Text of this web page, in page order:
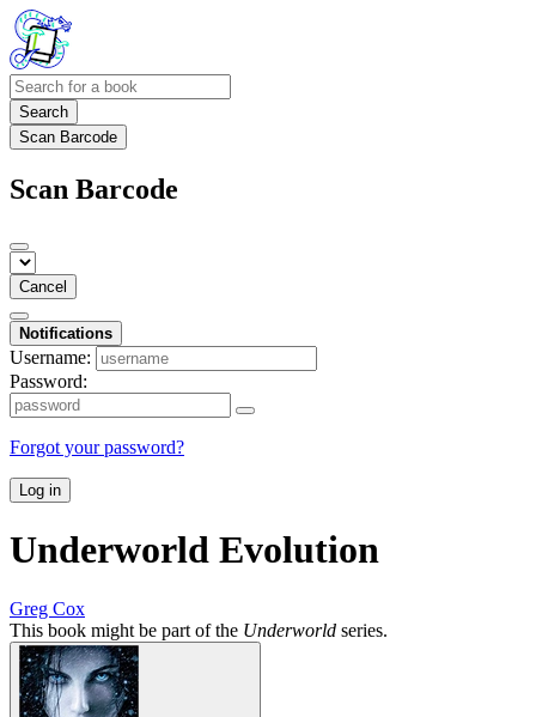
Search
Scan Barcode
Scan Barcode
Cancel
Notifications
Username:
Password:
Forgot your password?
Log in
Underworld Evolution
Greg Cox
This book might be part of the Underworld series.